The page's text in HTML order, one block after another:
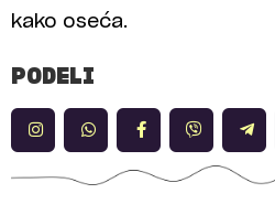
kako oseća.
PODELI